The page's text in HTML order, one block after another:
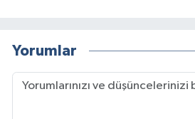
Yorumlar